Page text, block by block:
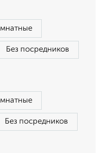
Без посредников
Без посредников